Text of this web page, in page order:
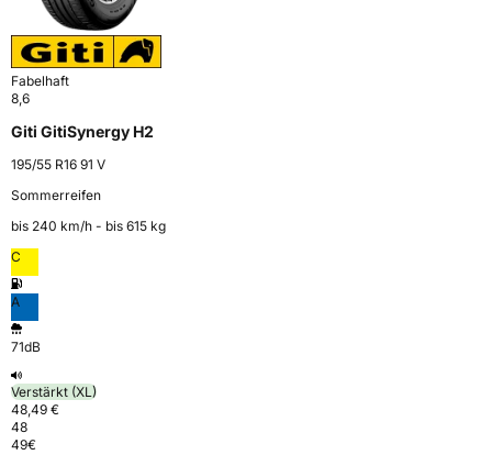
Fabelhaft
8,6
Giti GitiSynergy H2
195/55 R16 91 V
Sommerreifen
bis 240 km⁠/⁠h - bis 615 kg
C
A
71dB
Verstärkt (XL)
48,49 €
48
49€